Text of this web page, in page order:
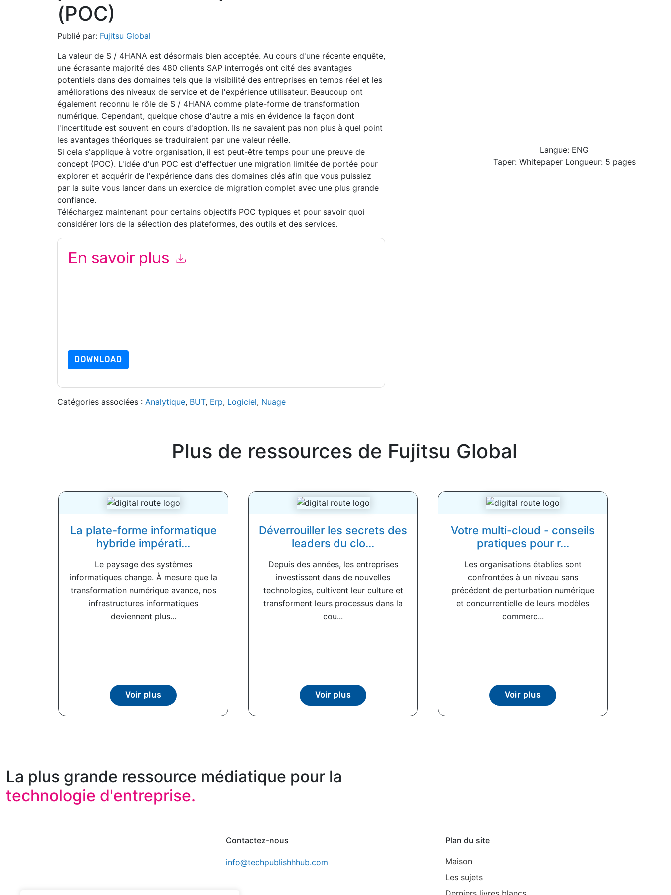
(POC)
Publié par: Fujitsu Global
La valeur de S / 4HANA est désormais bien acceptée. Au cours d'une récente enquête,
une écrasante majorité des 480 clients SAP interrogés ont cité des avantages
potentiels dans des domaines tels que la visibilité des entreprises en temps réel et les
améliorations des niveaux de service et de l'expérience utilisateur. Beaucoup ont
également reconnu le rôle de S / 4HANA comme plate-forme de transformation
numérique. Cependant, quelque chose d'autre a mis en évidence la façon dont
l'incertitude est souvent en cours d'adoption. Ils ne savaient pas non plus à quel point
les avantages théoriques se traduiraient par une valeur réelle.
Si cela s'applique à votre organisation, il est peut-être temps pour une preuve de
concept (POC). L'idée d'un POC est d'effectuer une migration limitée de portée pour
explorer et acquérir de l'expérience dans des domaines clés afin que vous puissiez
par la suite vous lancer dans un exercice de migration complet avec une plus grande
confiance.
Téléchargez maintenant pour certains objectifs POC typiques et pour savoir quoi
considérer lors de la sélection des plateformes, des outils et des services.
En savoir plus
DOWNLOAD
Catégories associées : Analytique, BUT, Erp, Logiciel, Nuage
Langue: ENG
Taper: Whitepaper Longueur: 5 pages
Plus de ressources de Fujitsu Global
La plate-forme informatique
hybride impérati...
Le paysage des systèmes
informatiques change. À mesure que la
transformation numérique avance, nos
infrastructures informatiques
deviennent plus...
Voir plus
Déverrouiller les secrets des
leaders du clo...
Depuis des années, les entreprises
investissent dans de nouvelles
technologies, cultivent leur culture et
transforment leurs processus dans la
cou...
Voir plus
Votre multi-cloud - conseils
pratiques pour r...
Les organisations établies sont
confrontées à un niveau sans
précédent de perturbation numérique
et concurrentielle de leurs modèles
commerc...
Voir plus
La plus grande ressource médiatique pour la
technologie d'entreprise.
Contactez-nous
info@techpublishhhub.com
Plan du site
Maison
Les sujets
Derniers livres blancs